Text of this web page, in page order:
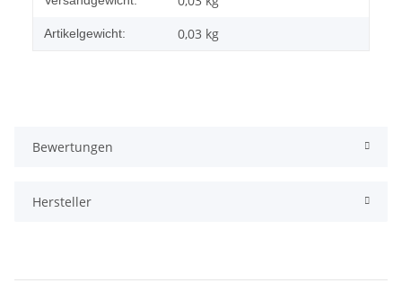
Artikelgewicht: 0,03 kg
Bewertungen
Hersteller